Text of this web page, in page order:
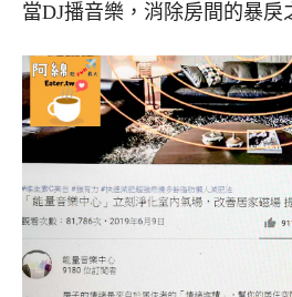
當DJ播音樂，消除房間的暴戾